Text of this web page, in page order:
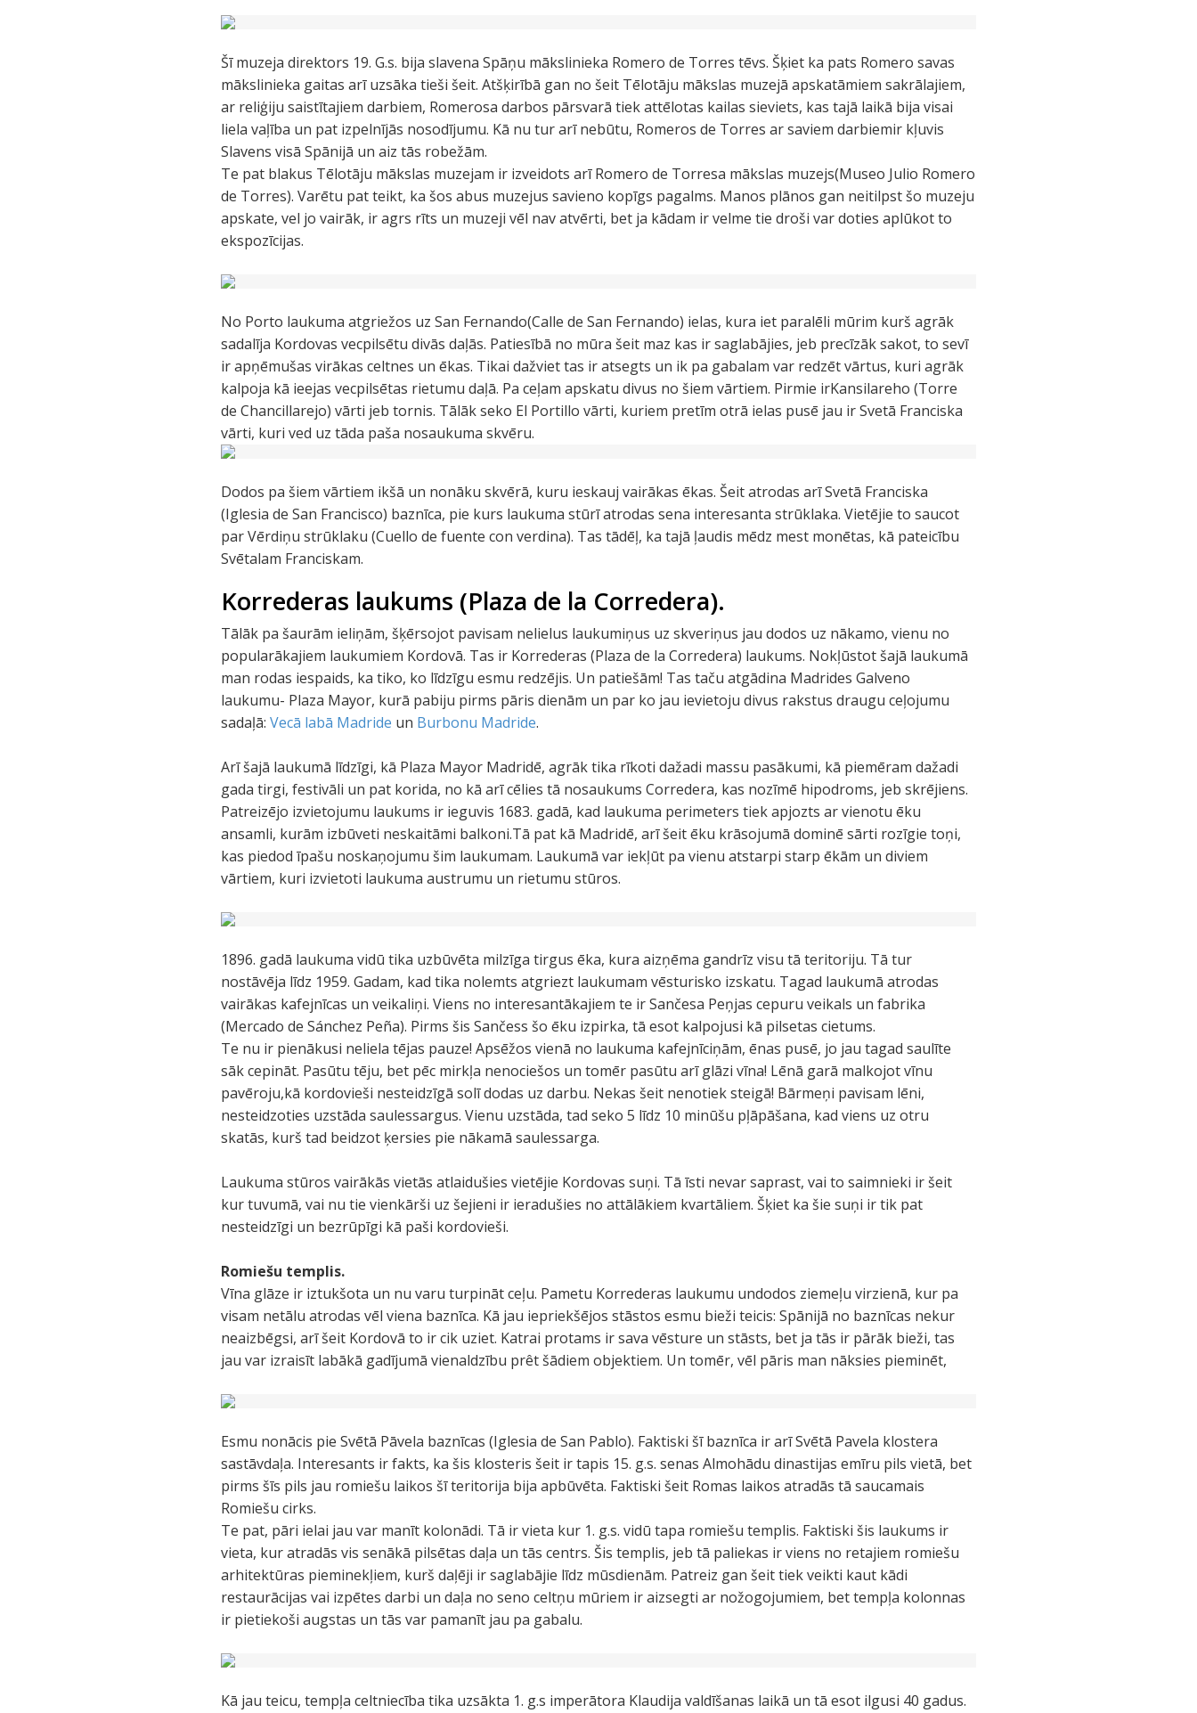
Šī muzeja direktors 19. G.s. bija slavena Spāņu mākslinieka Romero de Torres tēvs. Šķiet ka pats Romero savas
mākslinieka gaitas arī uzsāka tieši šeit. Atšķirībā gan no šeit Tēlotāju mākslas muzejā apskatāmiem sakrālajiem,
ar reliģiju saistītajiem darbiem, Romerosa darbos pārsvarā tiek attēlotas kailas sieviets, kas tajā laikā bija visai
liela vaļība un pat izpelnījās nosodījumu. Kā nu tur arī nebūtu, Romeros de Torres ar saviem darbiemir kļuvis
Slavens visā Spānijā un aiz tās robežām.
Te pat blakus Tēlotāju mākslas muzejam ir izveidots arī Romero de Torresa mākslas muzejs(Museo Julio Romero
de Torres). Varētu pat teikt, ka šos abus muzejus savieno kopīgs pagalms. Manos plānos gan neitilpst šo muzeju
apskate, vel jo vairāk, ir agrs rīts un muzeji vēl nav atvērti, bet ja kādam ir velme tie droši var doties aplūkot to
ekspozīcijas.
No Porto laukuma atgriežos uz San Fernando(Calle de San Fernando) ielas, kura iet paralēli mūrim kurš agrāk
sadalīja Kordovas vecpilsētu divās daļās. Patiesībā no mūra šeit maz kas ir saglabājies, jeb precīzāk sakot, to sevī
ir apņēmušas virākas celtnes un ēkas. Tikai dažviet tas ir atsegts un ik pa gabalam var redzēt vārtus, kuri agrāk
kalpoja kā ieejas vecpilsētas rietumu daļā. Pa ceļam apskatu divus no šiem vārtiem. Pirmie irKansilareho (Torre
de Chancillarejo) vārti jeb tornis. Tālāk seko El Portillo vārti, kuriem pretīm otrā ielas pusē jau ir Svetā Franciska
vārti, kuri ved uz tāda paša nosaukuma skvēru.
Dodos pa šiem vārtiem ikšā un nonāku skvērā, kuru ieskauj vairākas ēkas. Šeit atrodas arī Svetā Franciska
(Iglesia de San Francisco) baznīca, pie kurs laukuma stūrī atrodas sena interesanta strūklaka. Vietējie to saucot
par Vērdiņu strūklaku (Cuello de fuente con verdina). Tas tādēļ, ka tajā ļaudis mēdz mest monētas, kā pateicību
Svētalam Franciskam.
Korrederas laukums (Plaza de la Corredera).
Tālāk pa šaurām ieliņām, šķērsojot pavisam nelielus laukumiņus uz skveriņus jau dodos uz nākamo, vienu no
popularākajiem laukumiem Kordovā. Tas ir Korrederas (Plaza de la Corredera) laukums. Nokļūstot šajā laukumā
man rodas iespaids, ka tiko, ko līdzīgu esmu redzējis. Un patiešām! Tas taču atgādina Madrides Galveno
laukumu- Plaza Mayor, kurā pabiju pirms pāris dienām un par ko jau ievietoju divus rakstus draugu ceļojumu
sadaļā:Vecā labā Madride un Burbonu Madride.
Arī šajā laukumā līdzīgi, kā Plaza Mayor Madridē, agrāk tika rīkoti dažadi massu pasākumi, kā piemēram dažadi
gada tirgi, festivāli un pat korida, no kā arī cēlies tā nosaukums Corredera, kas nozīmē hipodroms, jeb skrējiens.
Patreizējo izvietojumu laukums ir ieguvis 1683. gadā, kad laukuma perimeters tiek apjozts ar vienotu ēku
ansamli, kurām izbūveti neskaitāmi balkoni.Tā pat kā Madridē, arī šeit ēku krāsojumā dominē sārti rozīgie toņi,
kas piedod īpašu noskaņojumu šim laukumam. Laukumā var iekļūt pa vienu atstarpi starp ēkām un diviem
vārtiem, kuri izvietoti laukuma austrumu un rietumu stūros.
1896. gadā laukuma vidū tika uzbūvēta milzīga tirgus ēka, kura aizņēma gandrīz visu tā teritoriju. Tā tur
nostāvēja līdz 1959. Gadam, kad tika nolemts atgriezt laukumam vēsturisko izskatu. Tagad laukumā atrodas
vairākas kafejnīcas un veikaliņi. Viens no interesantākajiem te ir Sančesa Peņjas cepuru veikals un fabrika
(Mercado de Sánchez Peña). Pirms šis Sančess šo ēku izpirka, tā esot kalpojusi kā pilsetas cietums.
Te nu ir pienākusi neliela tējas pauze! Apsēžos vienā no laukuma kafejnīciņām, ēnas pusē, jo jau tagad saulīte
sāk cepināt. Pasūtu tēju, bet pēc mirkļa nenociešos un tomēr pasūtu arī glāzi vīna! Lēnā garā malkojot vīnu
pavēroju,kā kordovieši nesteidzīgā solī dodas uz darbu. Nekas šeit nenotiek steigā! Bārmeņi pavisam lēni,
nesteidzoties uzstāda saulessargus. Vienu uzstāda, tad seko 5 līdz 10 minūšu pļāpāšana, kad viens uz otru
skatās, kurš tad beidzot ķersies pie nākamā saulessarga.
Laukuma stūros vairākās vietās atlaidušies vietējie Kordovas suņi. Tā īsti nevar saprast, vai to saimnieki ir šeit
kur tuvumā, vai nu tie vienkārši uz šejieni ir ieradušies no attālākiem kvartāliem. Šķiet ka šie suņi ir tik pat
nesteidzīgi un bezrūpīgi kā paši kordovieši.
Romiešu templis.
Vīna glāze ir iztukšota un nu varu turpināt ceļu. Pametu Korrederas laukumu undodos ziemeļu virzienā, kur pa
visam netālu atrodas vēl viena baznīca. Kā jau iepriekšējos stāstos esmu bieži teicis: Spānijā no baznīcas nekur
neaizbēgsi, arī šeit Kordovā to ir cik uziet. Katrai protams ir sava vēsture un stāsts, bet ja tās ir pārāk bieži, tas
jau var izraisīt labākā gadījumā vienaldzību prêt šādiem objektiem. Un tomēr, vēl pāris man nāksies pieminēt,
Esmu nonācis pie Svētā Pāvela baznīcas (Iglesia de San Pablo). Faktiski šī baznīca ir arī Svētā Pavela klostera
sastāvdaļa. Interesants ir fakts, ka šis klosteris šeit ir tapis 15. g.s. senas Almohādu dinastijas emīru pils vietā, bet
pirms šīs pils jau romiešu laikos šī teritorija bija apbūvēta. Faktiski šeit Romas laikos atradās tā saucamais
Romiešu cirks.
Te pat, pāri ielai jau var manīt kolonādi. Tā ir vieta kur 1. g.s. vidū tapa romiešu templis. Faktiski šis laukums ir
vieta, kur atradās vis senākā pilsētas daļa un tās centrs. Šis templis, jeb tā paliekas ir viens no retajiem romiešu
arhitektūras pieminekļiem, kurš daļēji ir saglabājie līdz mūsdienām. Patreiz gan šeit tiek veikti kaut kādi
restaurācijas vai izpētes darbi un daļa no seno celtņu mūriem ir aizsegti ar nožogojumiem, bet tempļa kolonnas
ir pietiekoši augstas un tās var pamanīt jau pa gabalu.
Kā jau teicu, tempļa celtniecība tika uzsākta 1. g.s imperātora Klaudija valdīšanas laikā un tā esot ilgusi 40 gadus.